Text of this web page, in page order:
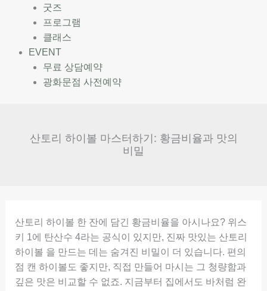
굿즈
프로그램
클래스
EVENT
무료 상담예약
광화문점 사전예약
산토리 하이볼 마스터하기: 황금비율과 맛의
비밀
산토리 하이볼 한 잔에 담긴 황금비율을 아시나요? 위스
키 1에 탄산수 4라는 공식이 있지만, 진짜 맛있는 산토리
하이볼 을 만드는 데는 숨겨진 비밀이 더 있습니다. 편의
점 캔 하이볼도 좋지만, 직접 만들어 마시는 그 청량함과
깊은 맛은 비교할 수 없죠. 지금부터 집에서도 바처럼 완